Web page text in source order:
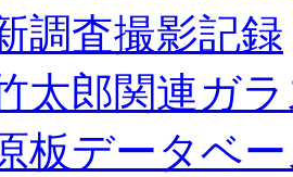
調査撮影記録
太郎関連ガ
板データベ